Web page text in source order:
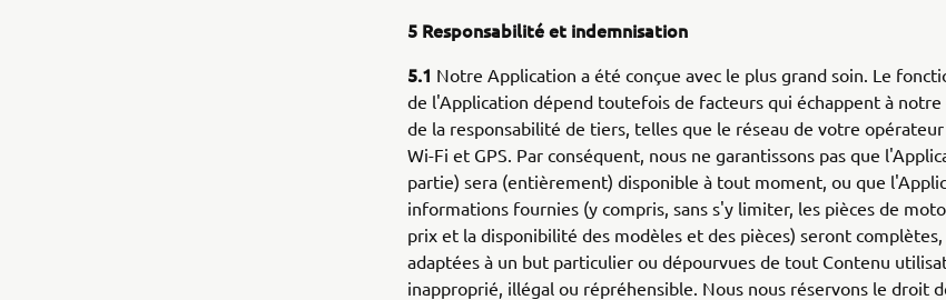
5 Responsabilité et indemnisation
5.1 Notre Application a été conçue avec le plus grand soin. Le
de l'Application dépend toutefois de facteurs qui échappent à
de la responsabilité de tiers, telles que le réseau de votre
Wi-Fi et GPS. Par conséquent, nous ne garantissons pas que
partie) sera (entièrement) disponible à tout moment, ou que
informations fournies (y compris, sans s'y limiter, les pièces de
prix et la disponibilité des modèles et des pièces) seront complètes,
adaptées à un but particulier ou dépourvues de tout Contenu
inapproprié, illégal ou répréhensible. Nous nous réservons le droit